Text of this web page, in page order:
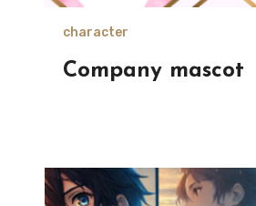
character
Company mascot